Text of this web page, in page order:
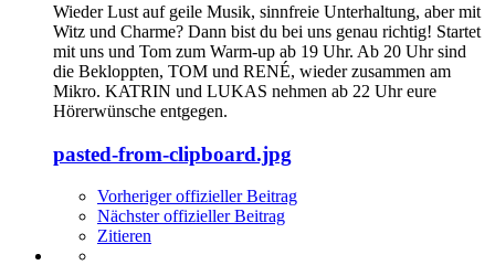
Wieder Lust auf geile Musik, sinnfreie Unterhaltung, aber mit
Witz und Charme? Dann bist du bei uns genau richtig! Startet
mit uns und Tom zum Warm-up ab 19 Uhr. Ab 20 Uhr sind
die Bekloppten, TOM und RENÉ, wieder zusammen am
Mikro. KATRIN und LUKAS nehmen ab 22 Uhr eure
Hörerwünsche entgegen.
pasted-from-clipboard.jpg
Vorheriger offizieller Beitrag
Nächster offizieller Beitrag
Zitieren